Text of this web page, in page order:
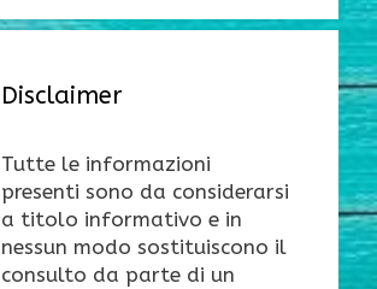
Disclaimer
Tutte le informazioni
presenti sono da considerarsi
a titolo informativo e in
nessun modo sostituiscono il
consulto da parte di un